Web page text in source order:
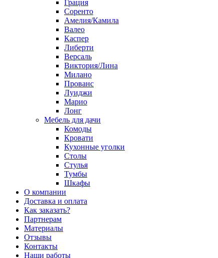
Грация
Соренто
Амелия/Камила
Валео
Каспер
Либерти
Версаль
Виктория/Лина
Милано
Прованс
Луиджи
Марио
Лонг
Мебель для дачи
Комоды
Кровати
Кухонные уголки
Столы
Стулья
Тумбы
Шкафы
О компании
Доставка и оплата
Как заказать?
Партнерам
Материалы
Отзывы
Контакты
Наши работы